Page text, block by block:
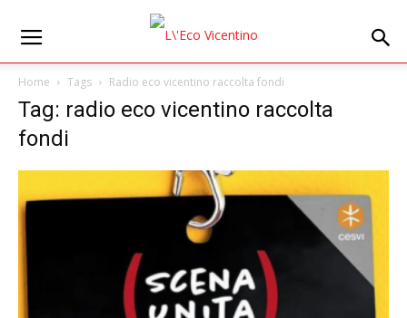
Home Tags Radio eco vicentino raccolta fondi
Tag: radio eco vicentino raccolta
fondi